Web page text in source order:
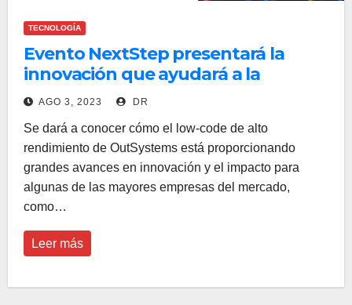
TECNOLOGÍA
Evento NextStep presentará la
innovación que ayudará a la
estructura de las empresas
AGO 3, 2023 DR
Se dará a conocer cómo el low-code de alto
rendimiento de OutSystems está proporcionando
grandes avances en innovación y el impacto para
algunas de las mayores empresas del mercado,
como…
Leer más